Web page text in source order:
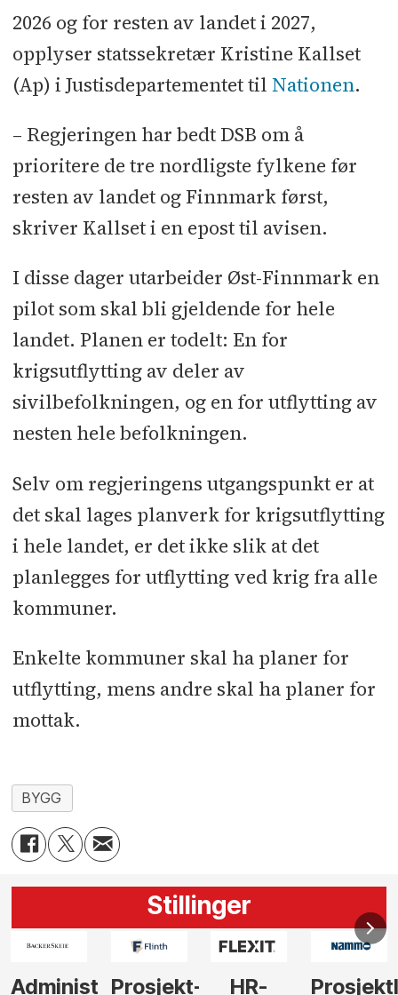
2026 og for resten av landet i 2027,
opplyser statssekretær Kristine Kallset
(Ap) i Justisdepartementet til Nationen.
– Regjeringen har bedt DSB om å
prioritere de tre nordligste fylkene før
resten av landet og Finnmark først,
skriver Kallset i en epost til avisen.
I disse dager utarbeider Øst-Finnmark en
pilot som skal bli gjeldende for hele
landet. Planen er todelt: En for
krigsutflytting av deler av
sivilbefolkningen, og en for utflytting av
nesten hele befolkningen.
Selv om regjeringens utgangspunkt er at
det skal lages planverk for krigsutflytting
i hele landet, er det ikke slik at det
planlegges for utflytting ved krig fra alle
kommuner.
Enkelte kommuner skal ha planer for
utflytting, mens andre skal ha planer for
mottak.
BYGG
Stillinger
HR-
ProsjektlederVi
Anlegg